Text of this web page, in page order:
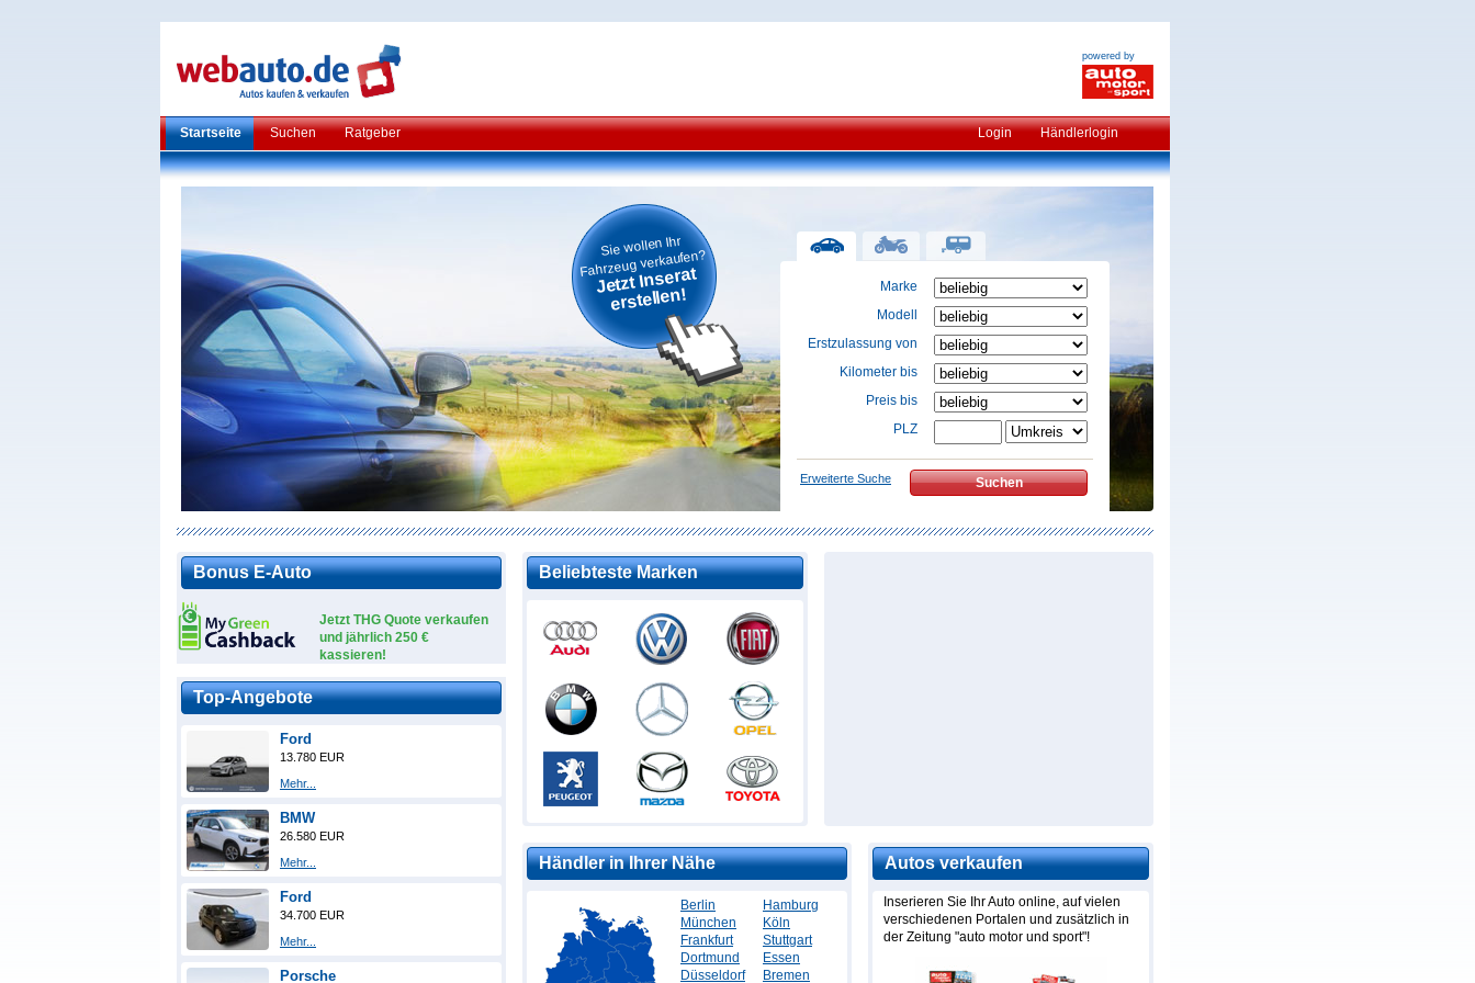
powered by
Startseite Suchen Ratgeber Login Händlerlogin
Sie wollen Ihr
Fahrzeug verkaufen?
Jetzt Inserat
erstellen!
Marke
Modell
Erstzulassung von
Kilometer bis
Preis bis
PLZ
Erweiterte Suche
Bonus E-Auto
Jetzt THG Quote verkaufen
und jährlich 250 €
kassieren!
Top-Angebote
Ford
13.780 EUR
Mehr...
BMW
26.580 EUR
Mehr...
Ford
34.700 EUR
Mehr...
Porsche
Beliebteste Marken
Händler in Ihrer Nähe
Berlin
Hamburg
München
Köln
Frankfurt
Stuttgart
Dortmund
Essen
Düsseldorf
Bremen
Autos verkaufen
Inserieren Sie Ihr Auto online, auf vielen
verschiedenen Portalen und zusätzlich in
der Zeitung "auto motor und sport"!